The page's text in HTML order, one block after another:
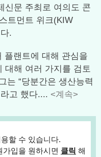
신문 주최로 여의도 콘
트먼트 위크(KIW
.
플랜트에 대해 관심을
대해 여러 가지를 검토
는 “당분간은 생산능력
고 했다.... <계속>
할 수 있습니다.
가입을 원하시면 클릭 해